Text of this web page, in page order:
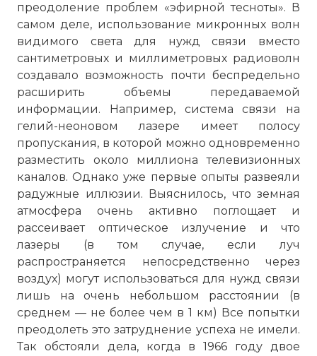
преодоление проблем «эфирной тесноты». В
самом деле, использование микронных волн
видимого света для нужд связи вместо
сантиметровых и миллиметровых радиоволн
создавало возможность почти беспредельно
расширить объемы передаваемой
информации. Например, система связи на
гелий-неоновом лазере имеет полосу
пропускания, в которой можно одновременно
разместить около миллиона телевизионных
каналов. Однако уже первые опыты развеяли
радужные иллюзии. Выяснилось, что земная
атмосфера очень активно поглощает и
рассеивает оптическое излучение и что
лазеры (в том случае, если луч
распространяется непосредственно через
воздух) могут использоваться для нужд связи
лишь на очень небольшом расстоянии (в
среднем — не более чем в 1 км) Все попытки
преодолеть это затруднение успеха не имели.
Так обстояли дела, когда в 1966 году двое